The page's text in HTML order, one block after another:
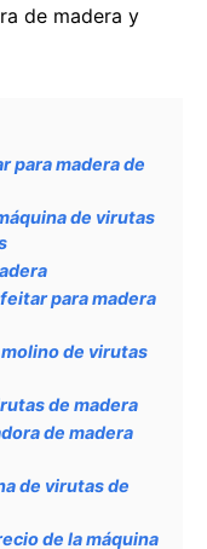
de madera y
para madera de
de virutas
para madera
de virutas
de madera
de madera
de virutas de
de la máquina